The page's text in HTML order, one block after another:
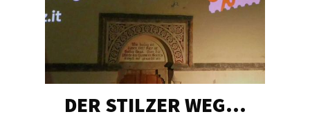
DER STILZER WEG…